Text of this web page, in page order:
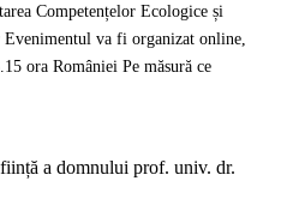
Competențelor Ecologice și
va fi organizat online,
ora României Pe măsură ce
a domnului prof. univ. dr.